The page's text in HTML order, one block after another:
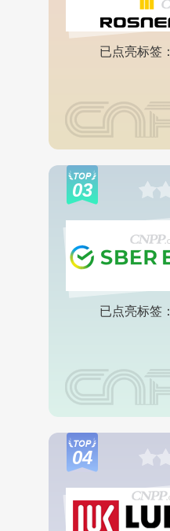
已点亮标签：
03
已点亮标签：
04